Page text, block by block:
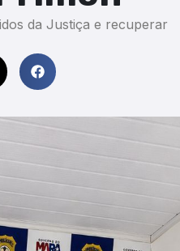
da Justiça e recuperar